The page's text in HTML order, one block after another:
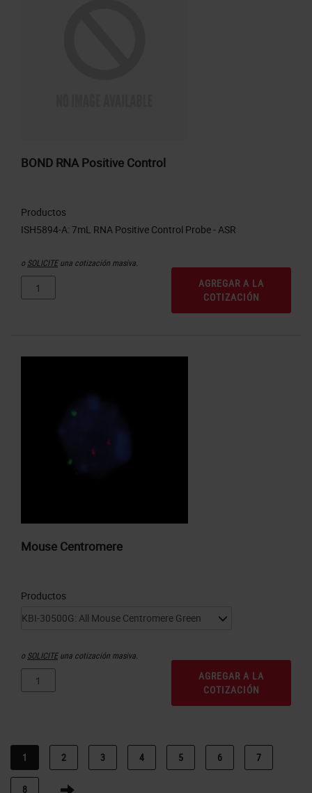
BOND RNA Positive Control
Productos
oSOLICITEuna cotización masiva.
AGREGAR A LA
COTIZACIÓN
Mouse Centromere
Productos
oSOLICITEuna cotización masiva.
AGREGAR A LA
COTIZACIÓN
1 2 3 4 5 6 7
8